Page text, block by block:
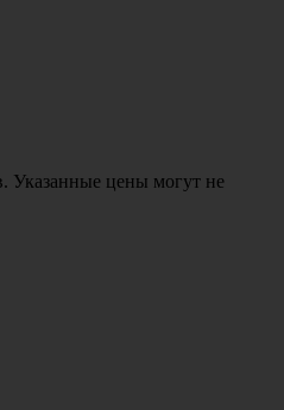
Указанные цены могут не